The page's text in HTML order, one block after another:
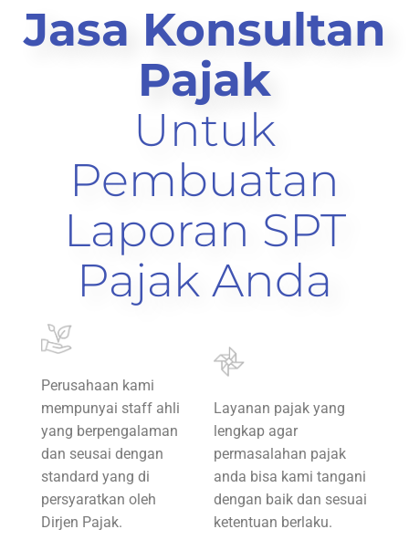
Jasa Konsultan
Pajak
Untuk
Pembuatan
Laporan SPT
Pajak Anda
Perusahaan kami
mempunyai staff ahli
yang berpengalaman
dan seusai dengan
standard yang di
persyaratkan oleh
Dirjen Pajak.
Layanan pajak yang
lengkap agar
permasalahan pajak
anda bisa kami tangani
dengan baik dan sesuai
ketentuan berlaku.